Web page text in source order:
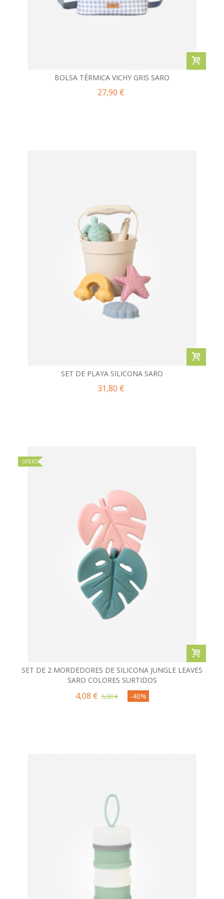
BOLSA TÉRMICA VICHY GRIS SARO
27,90 €
SET DE PLAYA SILICONA SARO
31,80 €
OFERTA
SET DE 2 MORDEDORES DE SILICONA JUNGLE LEAVES
SARO COLORES SURTIDOS
4,08 € 6,80 € -40%